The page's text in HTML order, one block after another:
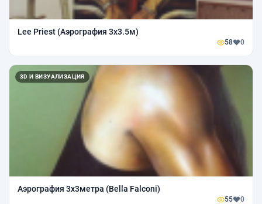
Lee Priest (Аэрография 3х3.5м)
58 0
3D И ВИЗУАЛИЗАЦИЯ
Аэрография 3х3метра (Bella Falconi)
55 0